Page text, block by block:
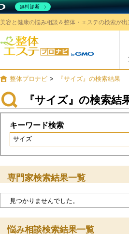
美容と健康の悩み相談＆整体・エステの検索が出
整体プロナビ > 『サイズ』の検索結果
『サイズ』の検索結
キーワード検索
専門家検索結果一覧
見つかりませんでした。
悩み相談検索結果一覧
無料診断